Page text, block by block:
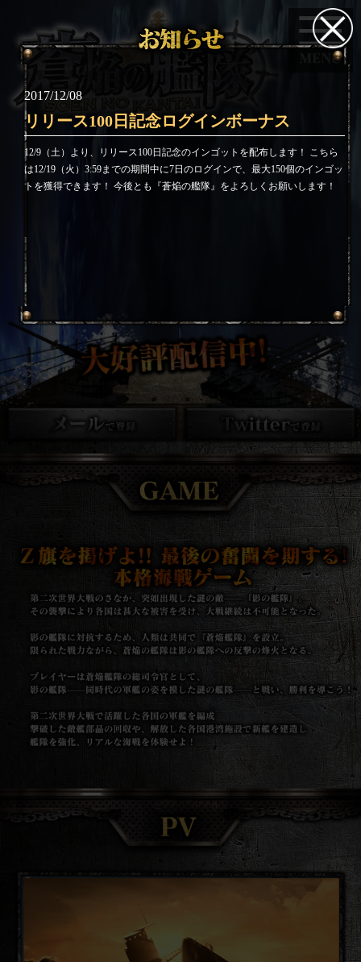
2017/12/08
リリース100日記念ログインボーナス
12/9（土）より、リリース100日記念のインゴットを配布します！ こちら
は12/19（火）3:59までの期間中に7日のログインで、最大150個のインゴッ
トを獲得できます！ 今後とも『蒼焔の艦隊』をよろしくお願いします！